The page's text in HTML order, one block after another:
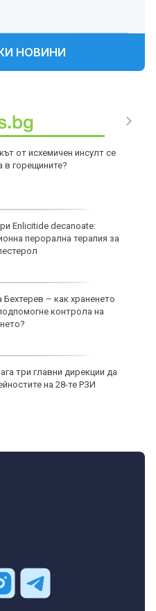
НОВИНИ
от исхемичен инсулт се
в горещините?
Еnlicitide decanoate:
перорална терапия за
Бехтерев – как храненето
контрола на
три главни дирекции да
на 28-те РЗИ